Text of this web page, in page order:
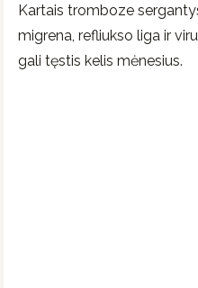
Kartais tromboze
migrena, refliukso liga ir
gali tęstis kelis mėnesius.